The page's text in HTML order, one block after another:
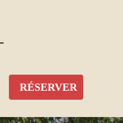
RÉSERVER